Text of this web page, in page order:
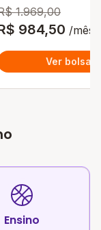
1.969,00
984,50 /mês
Ver bolsa
Ensino